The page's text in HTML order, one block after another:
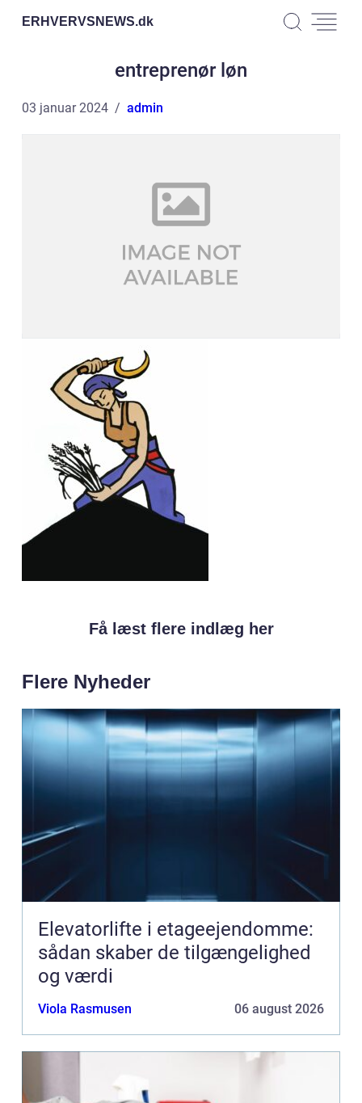
ERHVERVSNEWS.dk
entreprenør løn
03 januar 2024 admin
Få læst flere indlæg her
Flere Nyheder
Elevatorlifte i etageejendomme:
sådan skaber de tilgængelighed
og værdi
Viola Rasmusen 06 august 2026